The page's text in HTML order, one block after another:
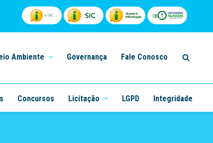
Ambiente Governança Fale Conosco
Concursos Licitação LGPD Integridade